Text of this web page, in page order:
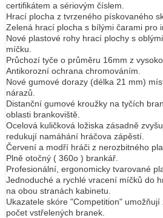
certifikátem a sériovým číslem.
Hrací plocha z tvrzeného pískovaného
Zelená hrací plocha s bílými čarami pro
Nové plastové rohy hrací plochy s
míčku.
Průchozí tyče o průměru 16mm z
Antikorozní ochrana chromováním.
Nové gumové dorazy (délka 21 mm)
nárazů.
Distanční gumové kroužky na tyčích
oblasti brankoviště.
Ocelová kuličková ložiska zásadně
redukují namáhání hráčova zápěstí.
Červení a modří hráči z nerozbitného
Plně otočný ( 360o ) brankář.
Profesionální, ergonomicky tvarované
Jednoduché a rychlé vracení míčků do
na obou stranách kabinetu.
Ukazatele skóre "Competition"
počet vstřelených branek.